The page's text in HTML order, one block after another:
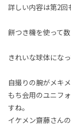
詳しい内容は第2回
餅つき機を使って
きれいな球体にな
自撮りの腕がメキ
もち会用のユニフ
すね。
イケメン齋藤さん